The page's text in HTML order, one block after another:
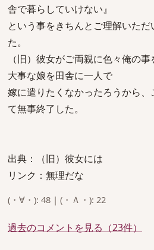
舎で暮らしていけない』
という事をきちんとご理解いた
た。
（旧）彼女がご両親に色々俺の事
大事な娘を田舎に一人で
嫁に遣りたくなかったろうから
て無事終了した。
出典：（旧）彼女には
リンク：無理だな
(・∀・): 48 | (・Ａ・): 22
過去のコメントを見る（23件）